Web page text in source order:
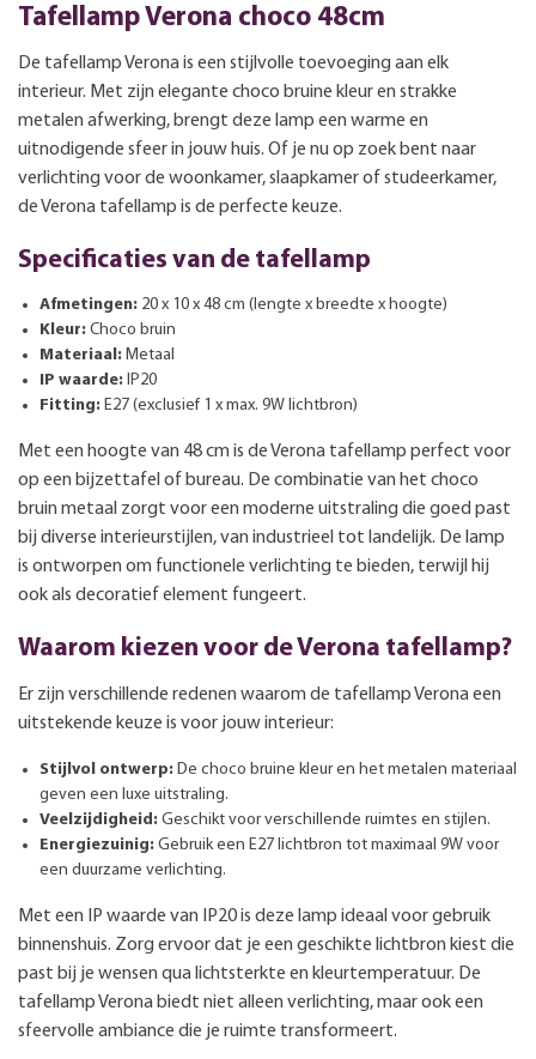
Tafellamp Verona choco 48cm
De tafellamp Verona is een stijlvolle toevoeging aan elk
interieur. Met zijn elegante choco bruine kleur en strakke
metalen afwerking, brengt deze lamp een warme en
uitnodigende sfeer in jouw huis. Of je nu op zoek bent naar
verlichting voor de woonkamer, slaapkamer of studeerkamer,
de Verona tafellamp is de perfecte keuze.
Specificaties van de tafellamp
Afmetingen: 20 x 10 x 48 cm (lengte x breedte x hoogte)
Kleur: Choco bruin
Materiaal: Metaal
IP waarde: IP20
Fitting: E27 (exclusief 1 x max. 9W lichtbron)
Met een hoogte van 48 cm is de Verona tafellamp perfect voor
op een bijzettafel of bureau. De combinatie van het choco
bruin metaal zorgt voor een moderne uitstraling die goed past
bij diverse interieurstijlen, van industrieel tot landelijk. De lamp
is ontworpen om functionele verlichting te bieden, terwijl hij
ook als decoratief element fungeert.
Waarom kiezen voor de Verona tafellamp?
Er zijn verschillende redenen waarom de tafellamp Verona een
uitstekende keuze is voor jouw interieur:
Stijlvol ontwerp: De choco bruine kleur en het metalen materiaal
geven een luxe uitstraling.
Veelzijdigheid: Geschikt voor verschillende ruimtes en stijlen.
Energiezuinig: Gebruik een E27 lichtbron tot maximaal 9W voor
een duurzame verlichting.
Met een IP waarde van IP20 is deze lamp ideaal voor gebruik
binnenshuis. Zorg ervoor dat je een geschikte lichtbron kiest die
past bij je wensen qua lichtsterkte en kleurtemperatuur. De
tafellamp Verona biedt niet alleen verlichting, maar ook een
sfeervolle ambiance die je ruimte transformeert.